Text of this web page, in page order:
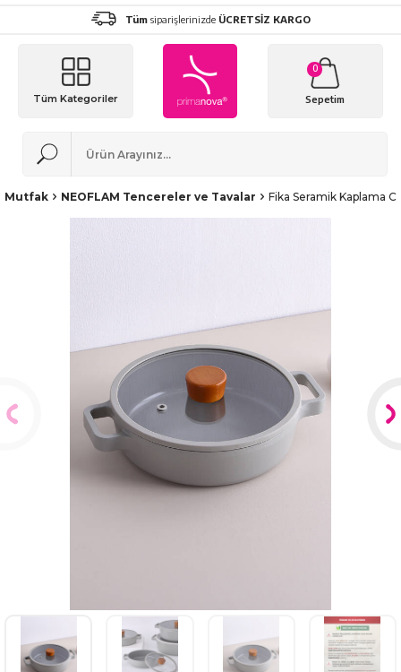
Tüm siparişlerinizde ÜCRETSİZ KARGO
Tüm Kategoriler
0
Sepetim
Mutfak NEOFLAM Tencereler ve Tavalar Fika Seramik Kaplama